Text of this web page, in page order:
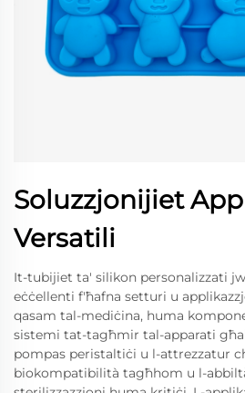
Soluzzjonijiet
Versatili
It-tubijiet ta' silikon personalizzati
eċċellenti f'ħafna setturi u
qasam tal-mediċina, huma
sistemi tat-tagħmir tal-apparati
pompas peristaltiċi u l-attrezzatur
biokompatibilità tagħhom u l-